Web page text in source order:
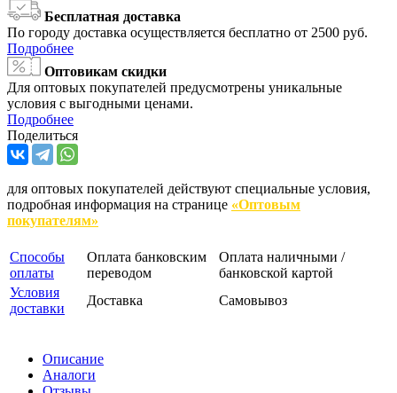
Бесплатная доставка
По городу доставка осуществляется бесплатно от 2500 руб.
Подробнее
Оптовикам скидки
Для оптовых покупателей предусмотрены уникальные
условия с выгодными ценами.
Подробнее
Поделиться
для оптовых покупателей действуют специальные условия,
подробная информация на странице «Оптовым
покупателям»
Способы
оплаты
Оплата банковским
переводом
Оплата наличными /
банковской картой
Условия
доставки
Доставка Самовывоз
Описание
Аналоги